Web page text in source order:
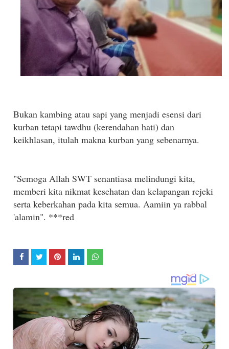
Bukan kambing atau sapi yang menjadi esensi dari
kurban tetapi tawdhu (kerendahan hati) dan
keikhlasan, itulah makna kurban yang sebenarnya.
"Semoga Allah SWT senantiasa melindungi kita,
memberi kita nikmat kesehatan dan kelapangan rejeki
serta keberkahan pada kita semua. Aamiin ya rabbal
'alamin". ***red